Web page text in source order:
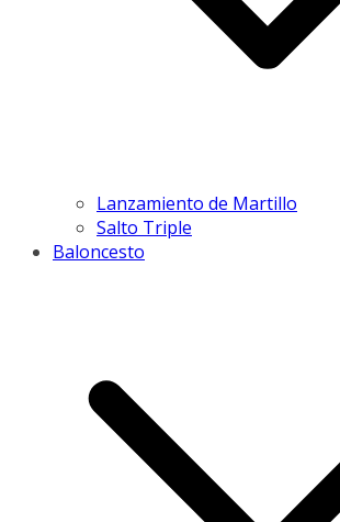
Lanzamiento de Martillo
Salto Triple
Baloncesto